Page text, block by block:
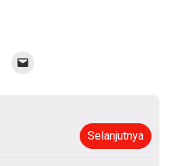
Selanjutnya